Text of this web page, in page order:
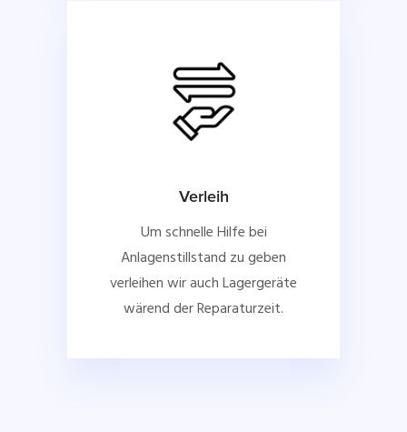
Verleih
Um schnelle Hilfe bei
Anlagenstillstand zu geben
verleihen wir auch Lagergeräte
wärend der Reparaturzeit.